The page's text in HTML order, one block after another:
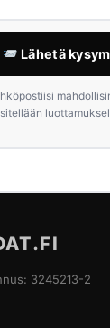
Lähetä
3245213-2